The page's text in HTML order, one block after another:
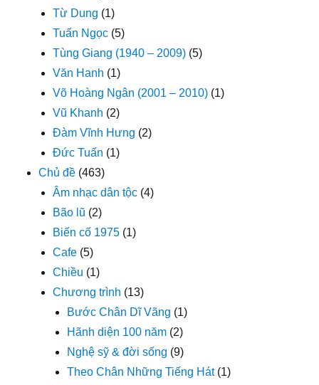
Từ Dung (1)
Tuấn Ngọc (5)
Tùng Giang (1940 – 2009) (5)
Văn Hanh (1)
Võ Hoàng Ngân (2001 – 2010) (1)
Vũ Khanh (2)
Đàm Vĩnh Hưng (2)
Đức Tuấn (1)
Chủ đề (463)
Âm nhạc dân tộc (4)
Bão lũ (2)
Biến cố 1975 (1)
Cafe (5)
Chiều (1)
Chương trình (13)
Bước Chân Dĩ Vãng (1)
Hãnh diện 100 năm (2)
Nghệ sỹ & đời sống (9)
Theo Chân Những Tiếng Hát(1)